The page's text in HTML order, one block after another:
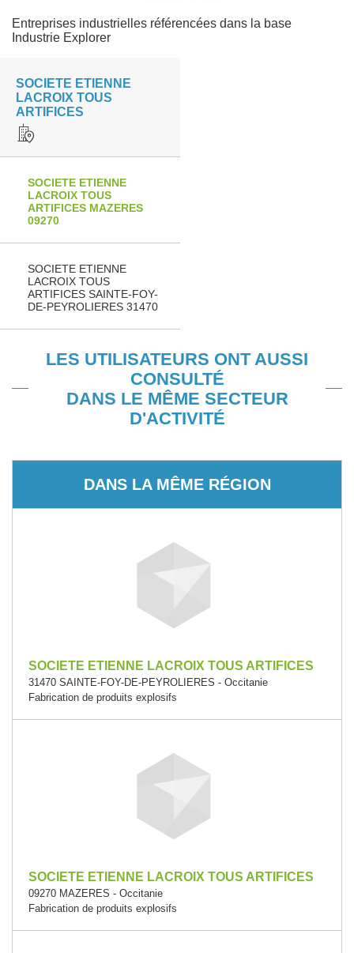
Entreprises industrielles référencées dans la base
Industrie Explorer
SOCIETE ETIENNE
LACROIX TOUS
ARTIFICES
SOCIETE ETIENNE
LACROIX TOUS
ARTIFICES MAZERES
09270
SOCIETE ETIENNE
LACROIX TOUS
ARTIFICES SAINTE-FOY-
DE-PEYROLIERES 31470
LES UTILISATEURS ONT AUSSI
CONSULTÉ
DANS LE MÊME SECTEUR
D'ACTIVITÉ
DANS LA MÊME RÉGION
SOCIETE ETIENNE LACROIX TOUS ARTIFICES
31470 SAINTE-FOY-DE-PEYROLIERES - Occitanie
Fabrication de produits explosifs
SOCIETE ETIENNE LACROIX TOUS ARTIFICES
09270 MAZERES - Occitanie
Fabrication de produits explosifs